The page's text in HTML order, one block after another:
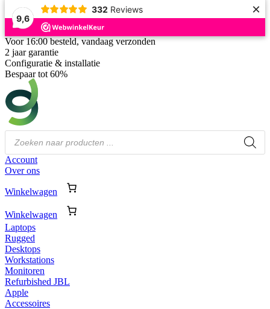
9,6
332 Reviews ×
Voor 16:00 besteld, vandaag verzonden
2 jaar garantie
Configuratie & installatie
Bespaar tot 60%
Producten
zoeken
Account
Over ons
Winkelwagen
Winkelwagen
Laptops
Rugged
Desktops
Workstations
Monitoren
Refurbished JBL
Apple
Accessoires